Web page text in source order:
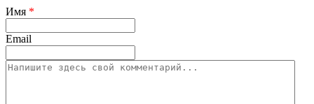
Имя *
Email